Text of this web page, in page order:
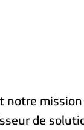
notre mission
de